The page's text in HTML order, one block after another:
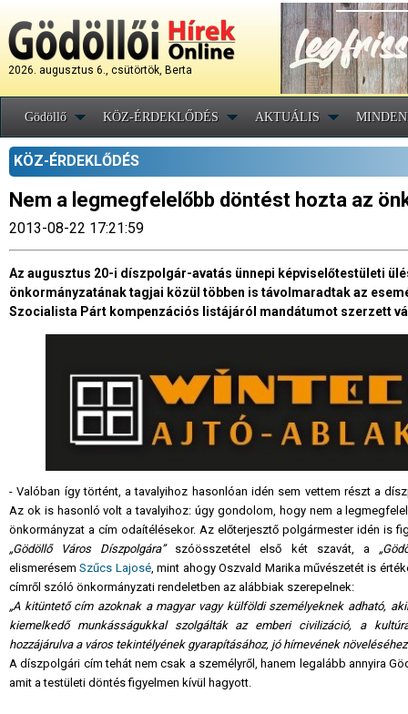
2026. augusztus 6., csütörtök, Berta
Gödöllő KÖZ-ÉRDEKLŐDÉS AKTUÁLIS
KÖZ-ÉRDEKLŐDÉS
Nem a legmegfelelőbb döntést hozta az
2013-08-22 17:21:59
Az augusztus 20-i díszpolgár-avatás ünnepi képviselőtestületi
önkormányzatának tagjai közül többen is távolmaradtak az
Szocialista Párt kompenzációs listájáról mandátumot szerzett
- Valóban így történt, a tavalyihoz hasonlóan idén sem vettem részt a
Az ok is hasonló volt a tavalyihoz: úgy gondolom, hogy nem a
önkormányzat a cím odaítélésekor. Az előterjesztő polgármester idén is
„Gödöllő Város Díszpolgára”szóösszetétel első két szavát, a
elismerésemSzűcs Lajosé, mint ahogy Oszvald Marika művészetét is
címről szóló önkormányzati rendeletben az alábbiak szerepelnek:
„A kitüntető cím azoknak a magyar vagy külföldi személyeknek adható,
kiemelkedő munkásságukkal szolgálták az emberi civilizáció, a
hozzájárulva a város tekintélyének gyarapításához, jó hírnevének
A díszpolgári cím tehát nem csak a személyről, hanem legalább annyira
amit a testületi döntés figyelmen kívül hagyott.